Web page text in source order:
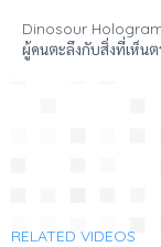
Dinosour
ผู้คนตะลึงกับสิ่งที่เห็นต
RELATED VIDEOS